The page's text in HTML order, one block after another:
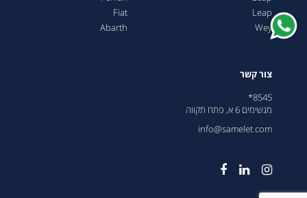
Leap
Wey
Fiat
Abarth
צור קשר
8545*
מגשימים 6 א, פתח תקווה
info@samelet.com